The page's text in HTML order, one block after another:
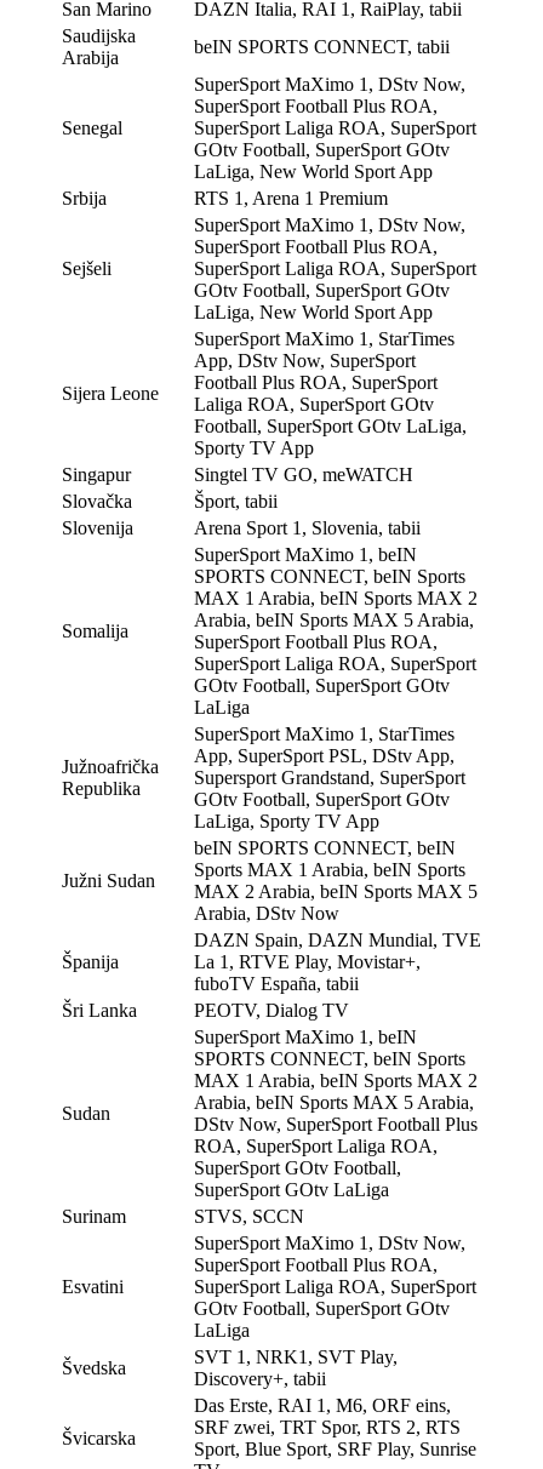
San Marino
DAZN Italia, RAI 1, RaiPlay, tabii
Saudijska
Arabija
beIN SPORTS CONNECT, tabii
Senegal
SuperSport MaXimo 1, DStv Now,
SuperSport Football Plus ROA,
SuperSport Laliga ROA, SuperSport
GOtv Football, SuperSport GOtv
LaLiga, New World Sport App
Srbija
RTS 1, Arena 1 Premium
Sejšeli
SuperSport MaXimo 1, DStv Now,
SuperSport Football Plus ROA,
SuperSport Laliga ROA, SuperSport
GOtv Football, SuperSport GOtv
LaLiga, New World Sport App
Sijera Leone
SuperSport MaXimo 1, StarTimes
App, DStv Now, SuperSport
Football Plus ROA, SuperSport
Laliga ROA, SuperSport GOtv
Football, SuperSport GOtv LaLiga,
Sporty TV App
Singapur
Singtel TV GO, meWATCH
Slovačka
Šport, tabii
Slovenija
Arena Sport 1, Slovenia, tabii
Somalija
SuperSport MaXimo 1, beIN
SPORTS CONNECT, beIN Sports
MAX 1 Arabia, beIN Sports MAX 2
Arabia, beIN Sports MAX 5 Arabia,
SuperSport Football Plus ROA,
SuperSport Laliga ROA, SuperSport
GOtv Football, SuperSport GOtv
LaLiga
Južnoafrička
Republika
SuperSport MaXimo 1, StarTimes
App, SuperSport PSL, DStv App,
Supersport Grandstand, SuperSport
GOtv Football, SuperSport GOtv
LaLiga, Sporty TV App
Južni Sudan
beIN SPORTS CONNECT, beIN
Sports MAX 1 Arabia, beIN Sports
MAX 2 Arabia, beIN Sports MAX 5
Arabia, DStv Now
Španija
DAZN Spain, DAZN Mundial, TVE
La 1, RTVE Play, Movistar+,
fuboTV España, tabii
Šri Lanka
PEOTV, Dialog TV
Sudan
SuperSport MaXimo 1, beIN
SPORTS CONNECT, beIN Sports
MAX 1 Arabia, beIN Sports MAX 2
Arabia, beIN Sports MAX 5 Arabia,
DStv Now, SuperSport Football Plus
ROA, SuperSport Laliga ROA,
SuperSport GOtv Football,
SuperSport GOtv LaLiga
Surinam
STVS, SCCN
Esvatini
SuperSport MaXimo 1, DStv Now,
SuperSport Football Plus ROA,
SuperSport Laliga ROA, SuperSport
GOtv Football, SuperSport GOtv
LaLiga
Švedska
SVT 1, NRK1, SVT Play,
Discovery+, tabii
Švicarska
Das Erste, RAI 1, M6, ORF eins,
SRF zwei, TRT Spor, RTS 2, RTS
Sport, Blue Sport, SRF Play, Sunrise